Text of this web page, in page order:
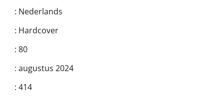
: Nederlands
: Hardcover
: 80
: augustus 2024
: 414